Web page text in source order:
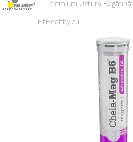
Premium Uztura
FitHealthy.eu